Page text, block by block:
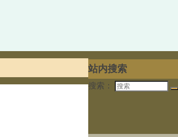
站内搜索
搜索：